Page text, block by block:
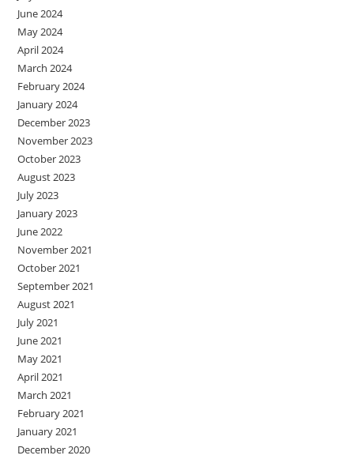
June 2024
May 2024
April 2024
March 2024
February 2024
January 2024
December 2023
November 2023
October 2023
August 2023
July 2023
January 2023
June 2022
November 2021
October 2021
September 2021
August 2021
July 2021
June 2021
May 2021
April 2021
March 2021
February 2021
January 2021
December 2020